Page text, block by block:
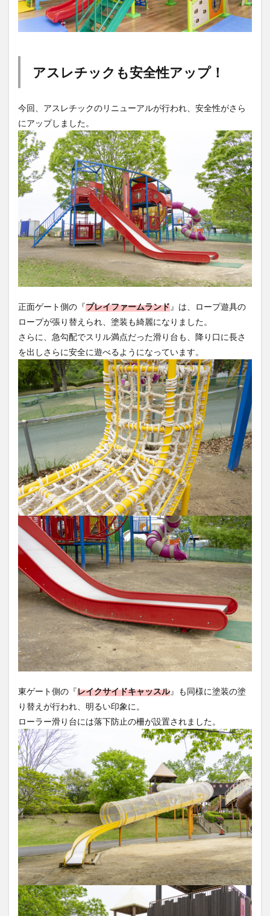
アスレチックも安全性アップ！
今回、アスレチックのリニューアルが行われ、安全性がさら
にアップしました。
正面ゲート側の『プレイファームランド』は、ロープ遊具の
ロープが張り替えられ、塗装も綺麗になりました。
さらに、急勾配でスリル満点だった滑り台も、降り口に長さ
を出しさらに安全に遊べるようになっています。
東ゲート側の『レイクサイドキャッスル』も同様に塗装の塗
り替えが行われ、明るい印象に。
ローラー滑り台には落下防止の柵が設置されました。